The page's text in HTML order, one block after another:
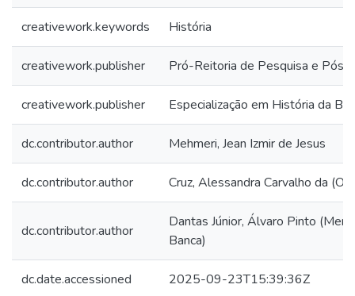
creativework.keywords História
creativework.publisher Pró-Reitoria de Pesquisa e Pós-
creativework.publisher Especialização em História da
dc.contributor.author Mehmeri, Jean Izmir de Jesus
dc.contributor.author Cruz, Alessandra Carvalho da
dc.contributor.author
Dantas Júnior, Álvaro Pinto
Banca)
dc.date.accessioned 2025-09-23T15:39:36Z